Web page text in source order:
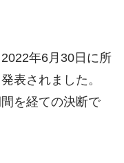
年6月30日に所
表されました。
を経ての決断で